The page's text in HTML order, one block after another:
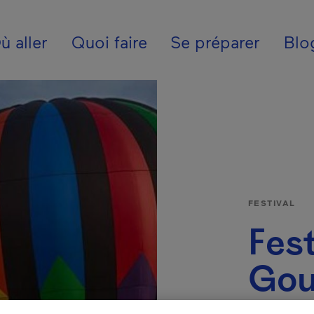
- Fr - Canada
aller Quoi faire Se préparer
FESTIVAL